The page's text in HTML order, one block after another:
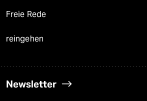
Freie Rede
reingehen
Newsletter